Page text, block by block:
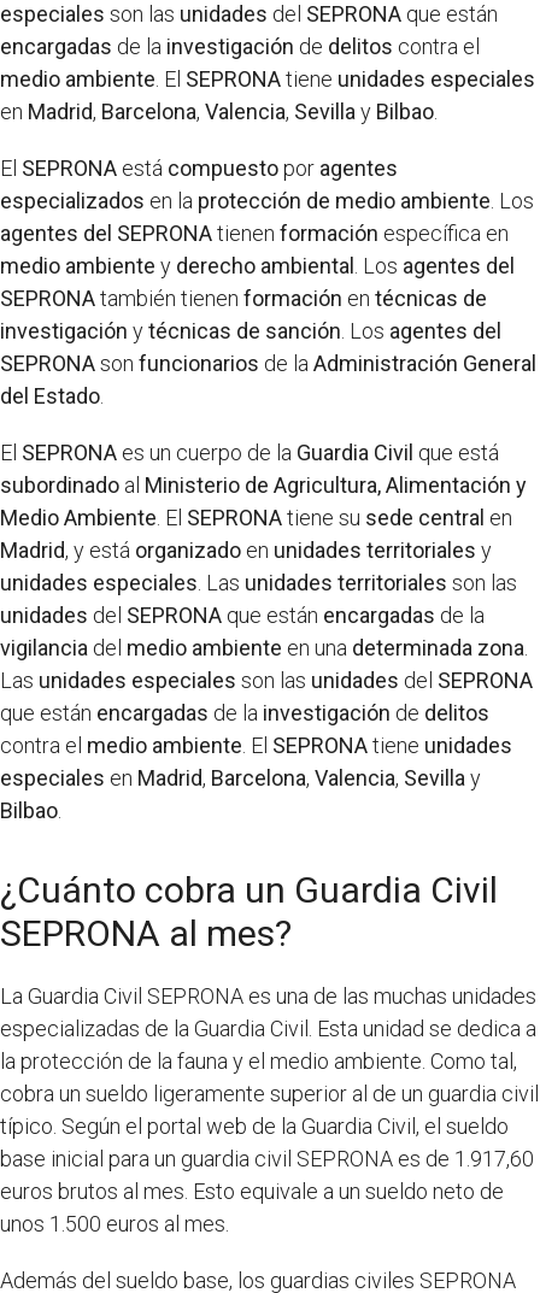
especiales son las unidades del SEPRONA que están
encargadas de la investigación de delitos contra el
medio ambiente . El SEPRONAtiene unidades especiales
en Madrid, Barcelona, Valencia, Sevilla y Bilbao
El SEPRONA está compuestopor agentes
especializados en la protección de medio ambiente . Los
agentes del SEPRONAtienen formación específica en
medio ambiente y derecho ambiental . Los agentes del
SEPRONAtambién tienen formación en técnicas de
investigación ytécnicas de sanción . Los agentes del
SEPRONAson funcionarios de la Administración General
del Estado
El SEPRONA es un cuerpo de la Guardia Civil que está
subordinado al Ministerio de Agricultura, Alimentación y
Medio Ambiente . El SEPRONAtiene su sede central en
Madrid, y está organizado en unidades territoriales y
unidades especiales . Las unidades territoriales son las
unidades del SEPRONA que están encargadas de la
vigilancia del medio ambiente en una determinada zona
Las unidades especiales son las unidades del SEPRONA
que están encargadas de la investigación de delitos
contra el medio ambiente . El SEPRONAtiene unidades
especiales en Madrid, Barcelona, Valencia, Sevilla y
Bilbao
¿Cuánto cobra un Guardia Civil
SEPRONA al mes?
La Guardia Civil SEPRONA es una de las muchas unidades
especializadas de la Guardia Civil. Esta unidad se dedica a
la protección de la fauna y el medio ambiente. Como tal,
cobra un sueldo ligeramente superior al de un guardia civil
típico. Según el portal web de la Guardia Civil, el sueldo
base inicial para un guardia civil SEPRONA es de 1.917,60
euros brutos al mes. Esto equivale a un sueldo neto de
unos 1.500 euros al mes.
Además del sueldo base, los guardias civiles SEPRONA